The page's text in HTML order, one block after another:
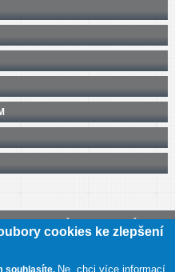
o přístupnosti
cookies ke zlepšení
souhlasíte. Ne, chci více informací